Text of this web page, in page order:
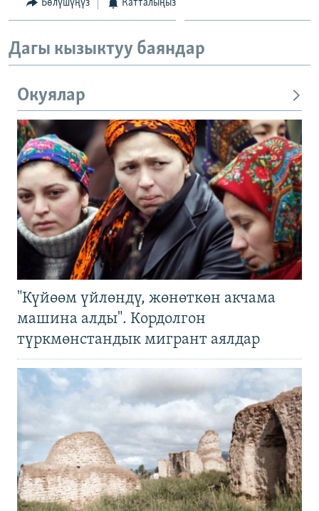
Бөлүшүңүз Катталыңыз
Дагы кызыктуу баяндар
Окуялар
"Күйөөм үйлөндү, жөнөткөн акчама
машина алды". Кордолгон
түркмөнстандык мигрант аялдар